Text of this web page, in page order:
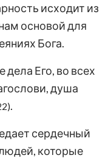
исходит из
основой для
Бога.
дела Его, во всех
душа
.
сердечный
которые